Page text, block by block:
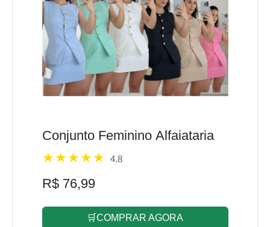
Conjunto Feminino Alfaiataria
4.8
R$ 76,99
🛒COMPRAR AGORA